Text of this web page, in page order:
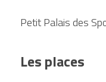
Petit Palais des
Les places